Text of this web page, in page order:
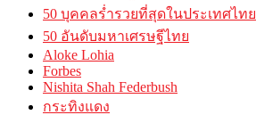
50 บุคคลร่ำรวยที่สุดในประเทศไทย
50 อันดับมหาเศรษฐีไทย
Aloke Lohia
Forbes
Nishita Shah Federbush
กระทิงแดง